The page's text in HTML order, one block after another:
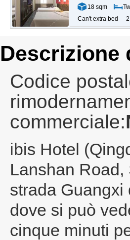
18 sqm
Can't extra bed
Descrizione
Codice
commerciale:
ibis Hotel
Lanshan
strada Guangxi
dove si può
cinque minuti